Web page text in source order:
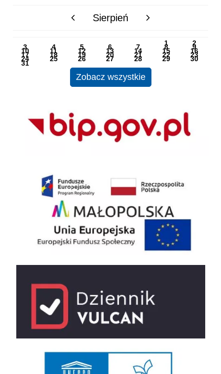
poprzedni miesiącSierpień następny miesiąc
1 2
3 4 5 6 7 8 9
10 11 12 13 14 15 16
17 18 19 20 21 22 23
24 25 26 27 28 29 30
31
Zobacz wszystkie
UNESCO Sieć Szkół Stowarzyszonych